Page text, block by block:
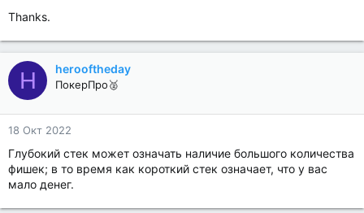
Thanks.
H herooftheday
ПокерПро🥈
18 Окт 2022
Глубокий стек может означать наличие большого количества
фишек; в то время как короткий стек означает, что у вас
мало денег.